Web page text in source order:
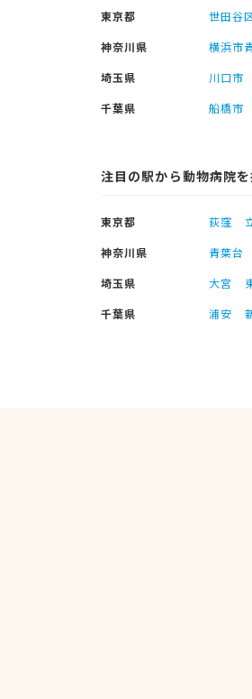
東京都 世田谷
神奈川県
横浜市
埼玉県
川口市
千葉県
船橋市
注目の駅から動物病院を
東京都 荻窪
神奈川県
青葉台
埼玉県
大宮
千葉県
浦安